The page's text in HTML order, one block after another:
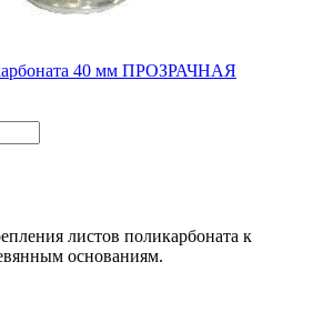
40 мм ПРОЗРАЧНАЯ
листов поликарбоната к
основаниям.